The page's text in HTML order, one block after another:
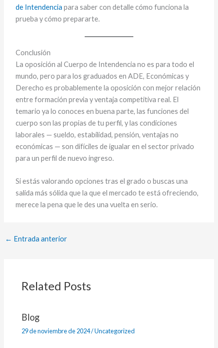
de Intendencia para saber con detalle cómo funciona la
prueba y cómo prepararte.
Conclusión
La oposición al Cuerpo de Intendencia no es para todo el
mundo, pero para los graduados en ADE, Económicas y
Derecho es probablemente la oposición con mejor relación
entre formación previa y ventaja competitiva real. El
temario ya lo conoces en buena parte, las funciones del
cuerpo son las propias de tu perfil, y las condiciones
laborales — sueldo, estabilidad, pensión, ventajas no
económicas — son difíciles de igualar en el sector privado
para un perfil de nuevo ingreso.
Si estás valorando opciones tras el grado o buscas una
salida más sólida que la que el mercado te está ofreciendo,
merece la pena que le des una vuelta en serio.
← Entrada anterior
Related Posts
Blog
29 de noviembre de 2024/Uncategorized